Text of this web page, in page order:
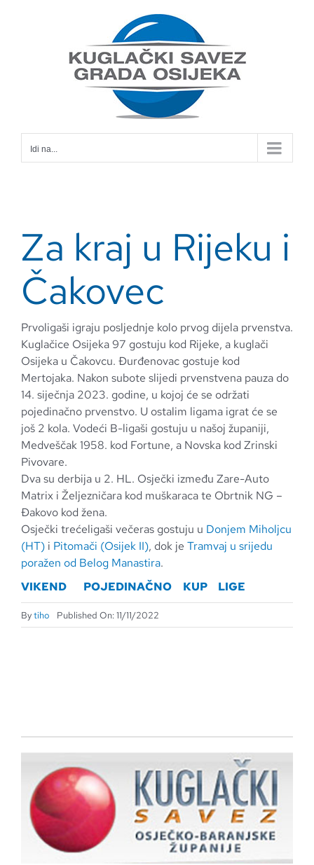
Idi na...
Za kraj u Rijeku i
Čakovec
Prvoligaši igraju posljednje kolo prvog dijela prvenstva.
Kuglačice Osijeka 97 gostuju kod Rijeke, a kuglači
Osijeka u Čakovcu. Đurđenovac gostuje kod
Mertojaka. Nakon subote slijedi prvenstvena pauza do
14. siječnja 2023. godine, u kojoj će se održati
pojedinačno prvenstvo. U ostalim ligama igrat će se
još 2 kola. Vodeći B-ligaši gostuju u našoj županiji,
Medveščak 1958. kod Fortune, a Novska kod Zrinski
Pivovare.
Dva su derbija u 2. HL. Osječki između Zare-Auto
Matrix i Željezničara kod muškaraca te Obrtnik NG –
Đakovo kod žena.
Osječki trećeligaši večeras gostuju u Donjem Miholjcu
(HT)i Pitomači (Osijek II), dok je Tramvaj u srijedu
poražen od Belog Manastira.
VIKEND
POJEDINAČNO KUP LIGE
Bytiho Published On: 11/11/2022